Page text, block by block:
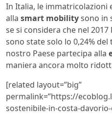
In Italia, le
alla smart mobilitysono in
se si considera che nel 2017
sono state solo lo 0,24%
nostro Paese partecipa alla
maniera ancora molto
[related layout=”big”
permalink=”https://
sostenibile-in-costa-